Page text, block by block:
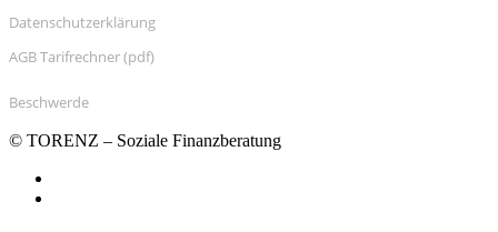
Datenschutzerklärung
AGB Tarifrechner (pdf)
Beschwerde
© TORENZ – Soziale Finanzberatung